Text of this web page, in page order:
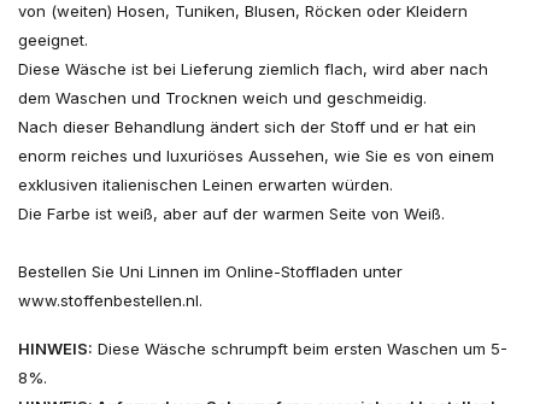
von (weiten) Hosen, Tuniken, Blusen, Röcken oder Kleidern
geeignet.
Diese Wäsche ist bei Lieferung ziemlich flach, wird aber nach
dem Waschen und Trocknen weich und geschmeidig.
Nach dieser Behandlung ändert sich der Stoff und er hat ein
enorm reiches und luxuriöses Aussehen, wie Sie es von einem
exklusiven italienischen Leinen erwarten würden.
Die Farbe ist weiß, aber auf der warmen Seite von Weiß.
Bestellen Sie Uni Linnen im Online-Stoffladen unter
www.stoffenbestellen.nl.
HINWEIS: Diese Wäsche schrumpft beim ersten Waschen um 5-
8%.